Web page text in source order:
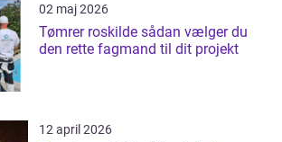
02 maj 2026
Tømrer roskilde sådan vælger du
den rette fagmand til dit projekt
12 april 2026